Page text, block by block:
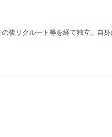
後リクルート等を経て独立。自身